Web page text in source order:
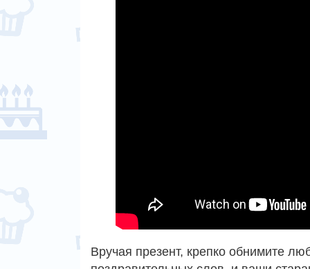
Вручая презент, крепко обнимите